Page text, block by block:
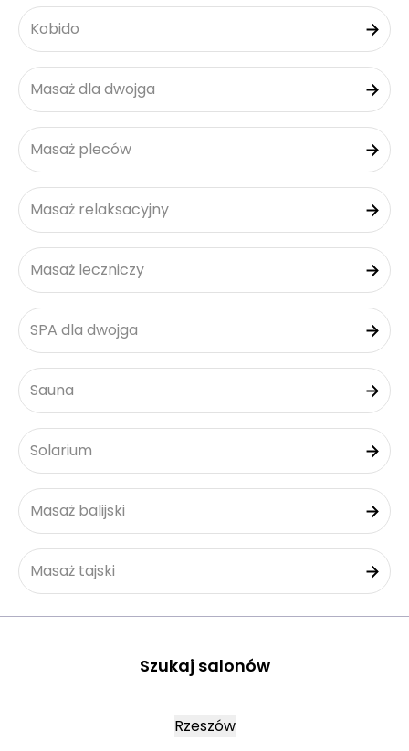
Kobido
Masaż dla dwojga
Masaż pleców
Masaż relaksacyjny
Masaż leczniczy
SPA dla dwojga
Sauna
Solarium
Masaż balijski
Masaż tajski
Szukaj salonów
Rzeszów